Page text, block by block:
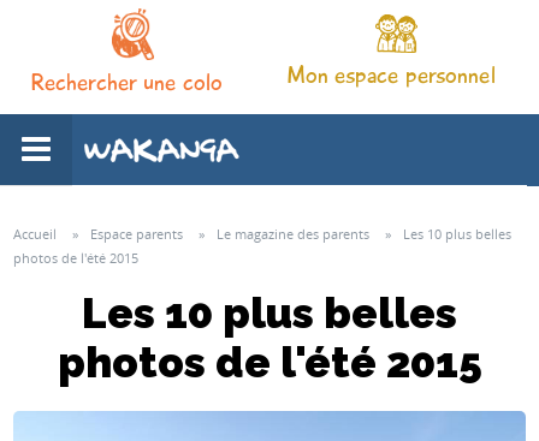
Rechercher une colo Mon espace personnel
Nos séjours
Notre pédagogie
Accueil » Espace parents » Le magazine des parents »
Les 10 plus belles
photos de l'été 2015
Les 10 plus belles
photos de l'été 2015